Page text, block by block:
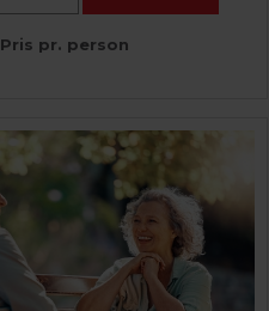
Pris pr. person